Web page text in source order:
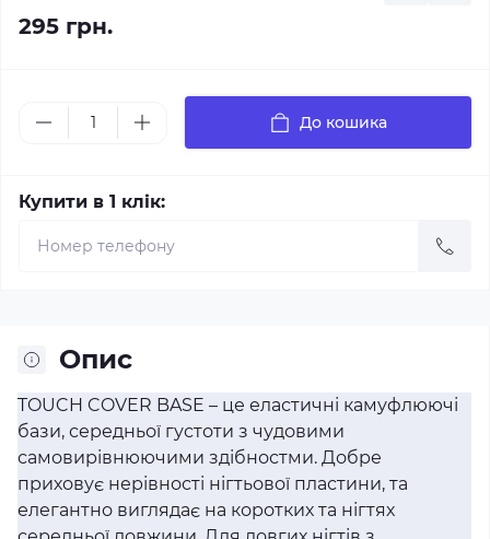
295 грн.
До кошика
Купити в 1 клік:
Опис
TOUCH COVER BASE – це еластичні камуфлюючі
бази, середньої густоти з чудовими
самовирівнюючими здібностми. Добре
приховує нерівності нігтьової пластини, та
елегантно виглядає на коротких та нігтях